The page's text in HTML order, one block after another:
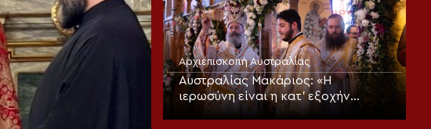
Αρχιεπισκοπή Αυστραλίας
Αυστραλίας Μακάριος: «Η
ιερωσύνη είναι η κατ’ εξοχήν
μεταμορφωτική δύναμη μέσα σε